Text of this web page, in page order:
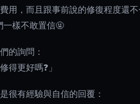
用，而且跟事前說的修復程度還不
一樣不敢置信🤬
的詢問：
得更好嗎❓」
很有經驗與自信的回覆：